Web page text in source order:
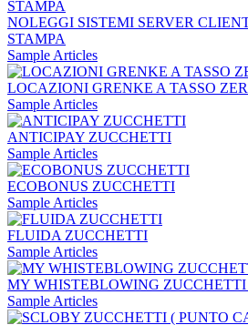
NOLEGGI SISTEMI SERVER
STAMPA
Sample Articles
LOCAZIONI GRENKE A TASSO
Sample Articles
ANTICIPAY ZUCCHETTI
Sample Articles
ECOBONUS ZUCCHETTI
Sample Articles
FLUIDA ZUCCHETTI
Sample Articles
MY WHISTEBLOWING ZUCCHETTI
Sample Articles